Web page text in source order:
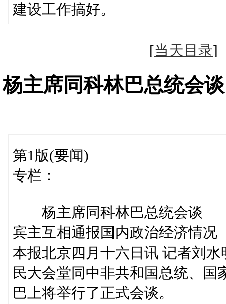
建设工作搞好。
[当天目录
杨主席同科林巴总统会
第1版(要闻)
专栏：
杨主席同科林巴总统会谈
宾主互相通报国内政治经济情况
本报北京四月十六日讯 记者刘
民大会堂同中非共和国总统、国
巴上将举行了正式会谈。